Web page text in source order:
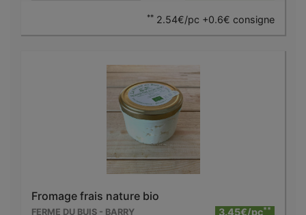
** 2.54€/pc +0.6€ consigne
Fromage frais nature bio
FERME DU BUIS - BARRY 3.45€/pc**